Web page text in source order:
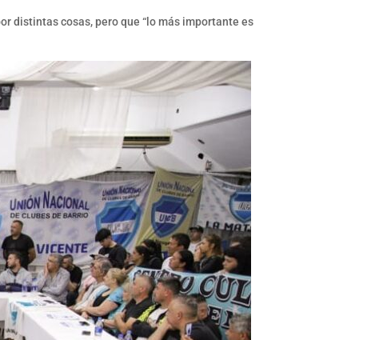
distintas cosas, pero que “lo más importante es